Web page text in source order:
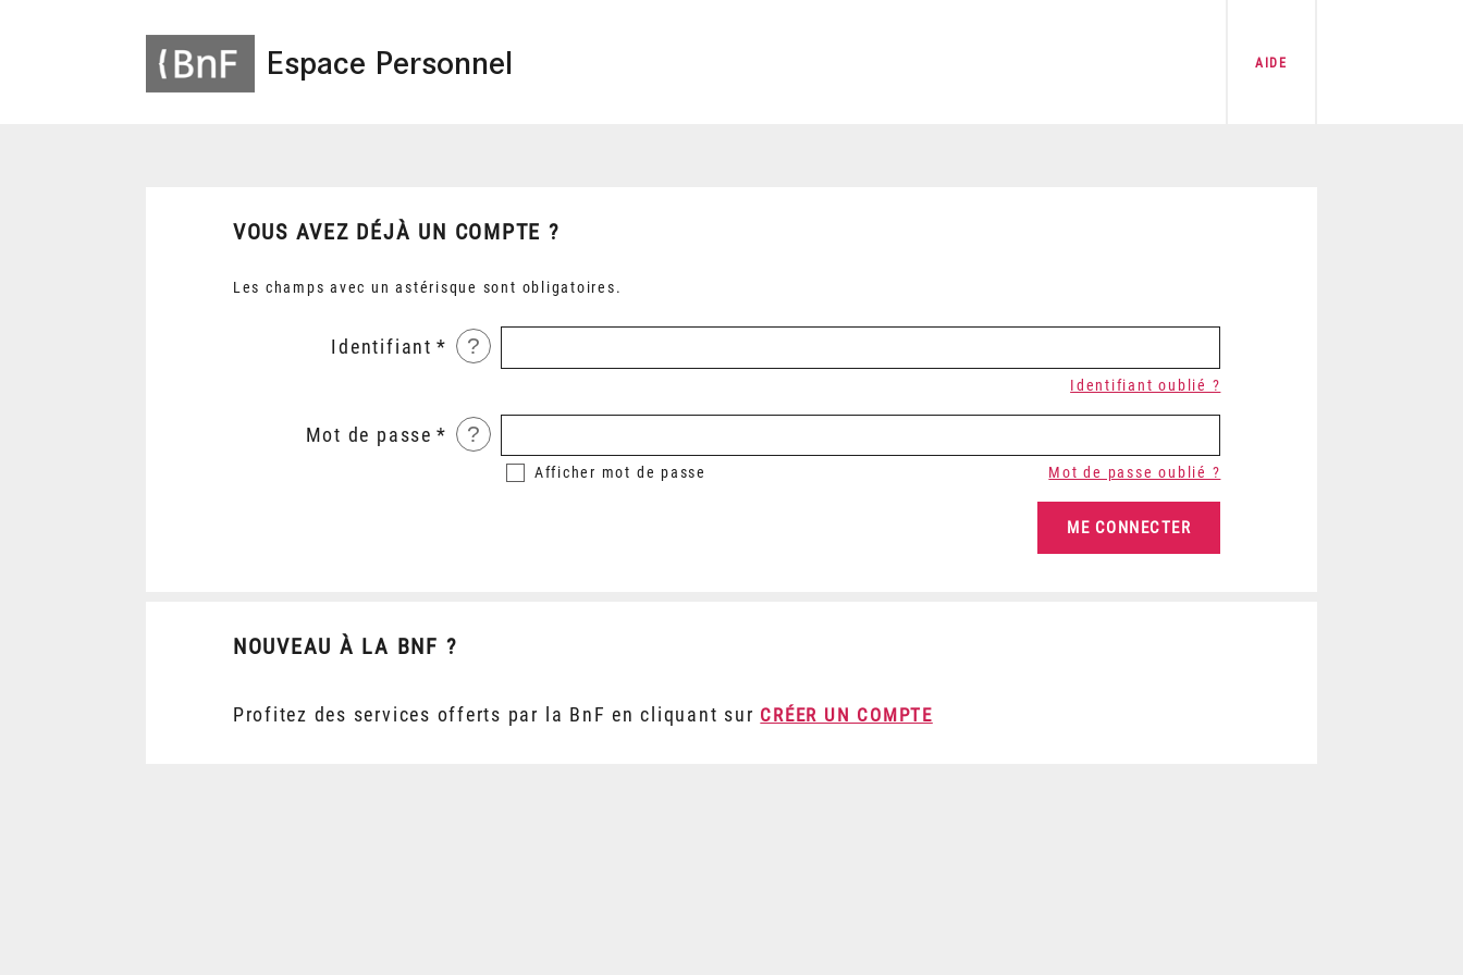
Espace Personnel AIDE
VOUS AVEZ DÉJÀ UN COMPTE ?
Les champs avec un astérisque sont obligatoires.
Identifiant ?
Identifiant oublié ?
Mot de passe ?
Afficher mot de passe Mot de passe oublié ?
NOUVEAU À LA BNF ?
Profitez des services offerts par la BnF en cliquant sur CRÉER UN COMPTE